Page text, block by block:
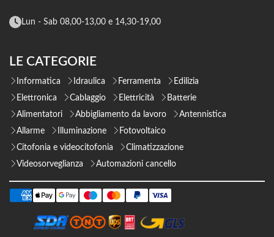
Lun - Sab 08,00-13,00 e 14,30-19,00
LE CATEGORIE
Informatica Idraulica Ferramenta
Edilizia
Elettronica
Cablaggio Elettricità
Batterie
Alimentatori
Abbigliamento da lavoro
Antennistica
Allarme
Illuminazione
Fotovoltaico
Citofonia e videocitofonia
Climatizzazione
Videosorveglianza
Automazioni cancello